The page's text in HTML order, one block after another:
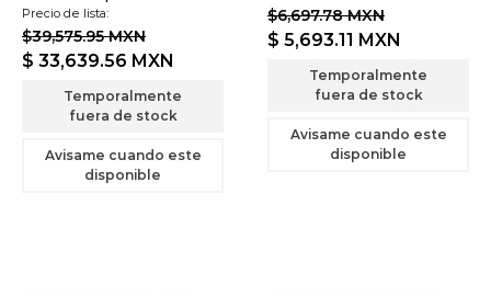
Precio de lista:
$39,575.95 MXN
$ 33,639.56 MXN
Temporalmente
fuera de stock
Avisame cuando este
disponible
$6,697.78 MXN
$ 5,693.11 MXN
Temporalmente
fuera de stock
Avisame cuando este
disponible